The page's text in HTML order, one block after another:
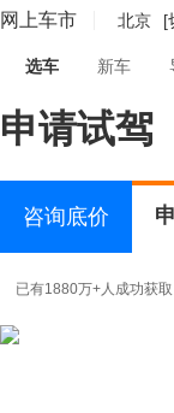
网上车市 北京 [
选车 新车
申请试驾
咨询底价
已有1880万+人成功获取